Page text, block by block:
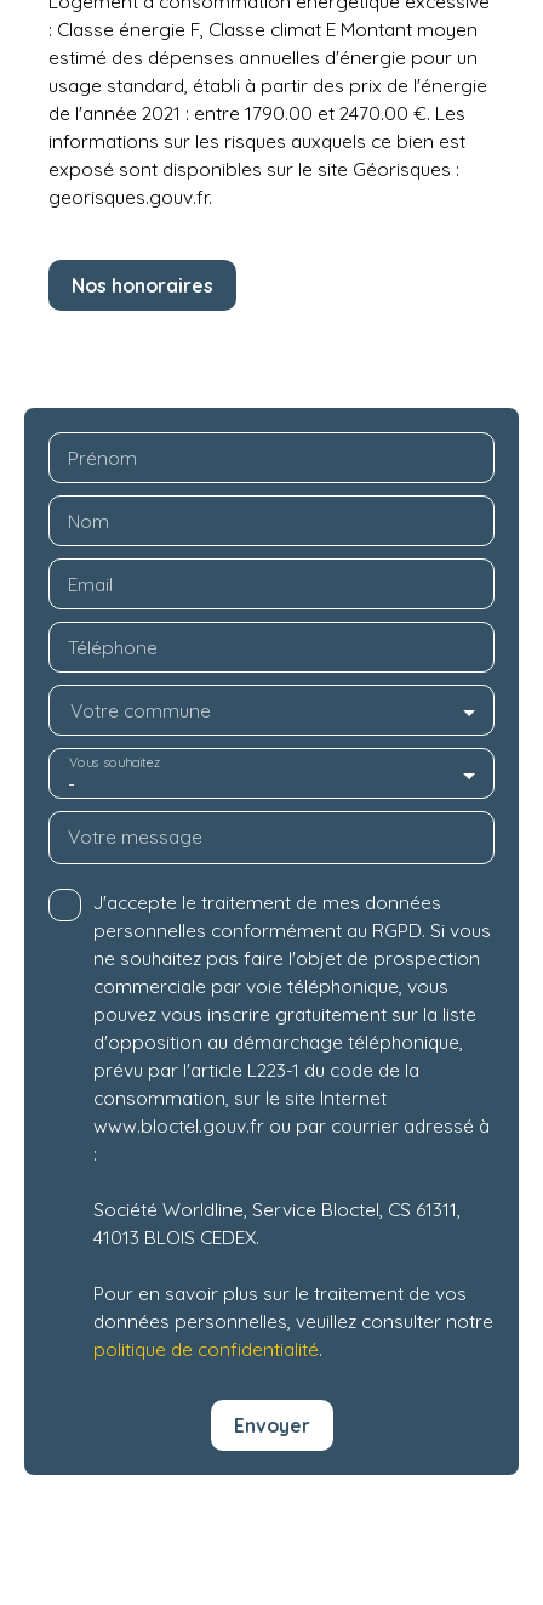
: Classe énergie F, Classe climat E Montant moyen
estimé des dépenses annuelles d'énergie pour un
usage standard, établi à partir des prix de l'énergie
de l'année 2021 : entre 1790.00 et 2470.00 €. Les
informations sur les risques auxquels ce bien est
exposé sont disponibles sur le site Géorisques :
georisques.gouv.fr.
Nos honoraires
Prénom
Nom
Email
Téléphone
Votre commune
-
Vous souhaitez
Votre message
J'accepte le traitement de mes données
personnelles conformément au RGPD. Si vous
ne souhaitez pas faire l'objet de prospection
commerciale par voie téléphonique, vous
pouvez vous inscrire gratuitement sur la liste
d'opposition au démarchage téléphonique,
prévu par l'article L223-1 du code de la
consommation, sur le site Internet
www.bloctel.gouv.fr ou par courrier adressé à
:
Société Worldline, Service Bloctel, CS 61311,
41013 BLOIS CEDEX.
Pour en savoir plus sur le traitement de vos
données personnelles, veuillez consulter notre
politique de confidentialité.
Envoyer